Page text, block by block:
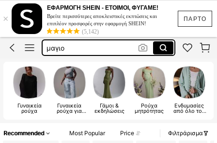
ΠΑΡΤΟ
×
ΕΦΑΡΜΟΓΗ SHEIN - ΕΤΟΙΜΟΙ, ΦΥΓΑΜΕ!
Βρείτε περισσότερες αποκλειστικές εκπτώσεις και
επιπλέον προσφορές στην εφαρμογή SHEIN!
(5,142)
φορεματα για γάμο
μαγιό
μαγιο
σετ γυναικεία ρούχα
φορεματα για γάμο
Γυναικεία
ρούχα
Γυναικεία
ρούχα για
Γάμοι &
εκδηλώσεις
Ρούχα
μητρότητας
Ενδυμασίες
από όλο τον
Recommended Most Popular Price
Φιλτράρισμα